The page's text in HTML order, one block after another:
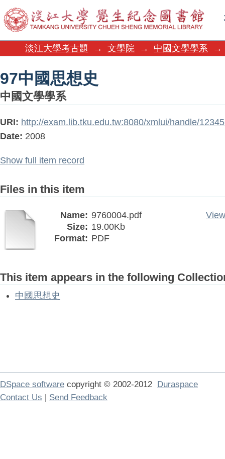
97中國思想史
淡江大學考古題 → 文學院 → 中國文學學系 →
97中國思想史
中國文學學系
URI: http://exam.lib.tku.edu.tw:8080/xmlui/handle/
Date: 2008
Show full item record
Files in this item
Name: 9760004.pdf
Size: 19.00Kb
Format: PDF
This item appears in the following
中國思想史
DSpace software copyright © 2002-2012 Duraspace
Contact Us | Send Feedback